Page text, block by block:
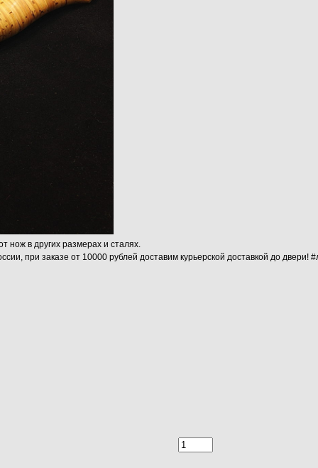
нож в других размерах и сталях.
при заказе от 10000 рублей доставим курьерской доставкой до двери!